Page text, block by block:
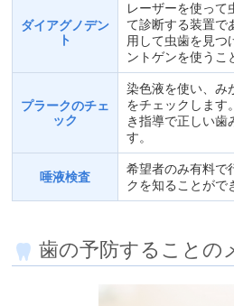
ダイアグノデン
ト
レーザーを使って
て診断する装置で
用して虫歯を見つ
ントゲンを使うこ
プラークのチェ
ック
染色液を使い、み
をチェックします
き指導で正しい歯
す。
唾液検査
希望者のみ有料で
クを知ることがで
歯の予防することの